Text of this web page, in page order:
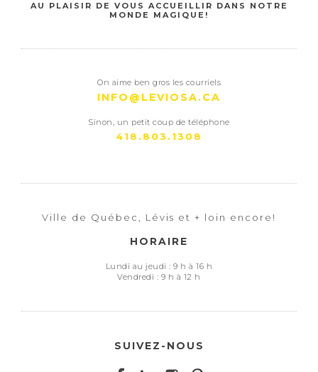
AU PLAISIR DE VOUS ACCUEILLIR DANS NOTRE
MONDE MAGIQUE!
On aime ben gros les courriels
INFO@LEVIOSA.CA
Sinon, un petit coup de téléphone
418.803.1308
Ville de Québec, Lévis et + loin encore!
HORAIRE
Lundi au jeudi : 9 h à 16 h
Vendredi : 9 h à 12 h
SUIVEZ-NOUS